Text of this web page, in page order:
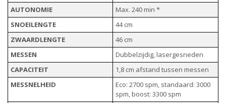
AUTONOMIE
Max. 240 min *
SNOEILENGTE
44 cm
ZWAARDLENGTE
46 cm
MESSEN
Dubbelzijdig, lasergesneden
CAPACITEIT
1,8 cm afstand tussen messen
MESSNELHEID
Eco: 2700 spm, standaard: 3000
spm, boost: 3300 spm